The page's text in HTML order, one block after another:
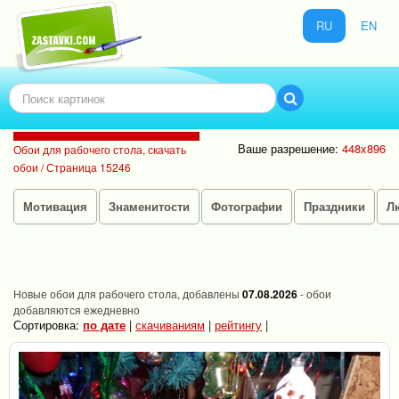
RU EN
Обои для рабочего стола, скачать
обои / Страница 15246
Ваше разрешение: 448x896
Мотивация Знаменитости Фотографии Праздники
Новые обои для рабочего стола, добавлены 07.08.2026- обои
добавляются ежедневно
Сортировка: по дате | скачиваниям | рейтингу |